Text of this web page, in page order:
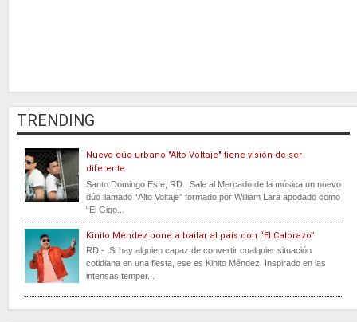
TRENDING
Nuevo dúo urbano "Alto Voltaje" tiene visión de ser
diferente
Santo Domingo Este, RD . Sale al Mercado de la música un nuevo
dúo llamado “Alto Voltaje” formado por William Lara apodado como
“El Gigo...
Kinito Méndez pone a bailar al país con “El Calorazo”
RD.- Si hay alguien capaz de convertir cualquier situación
cotidiana en una fiesta, ese es Kinito Méndez. Inspirado en las
intensas temper...